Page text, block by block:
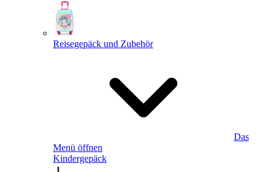
Reisegepäck und Zubehör
Das
Menü öffnen
Kindergepäck